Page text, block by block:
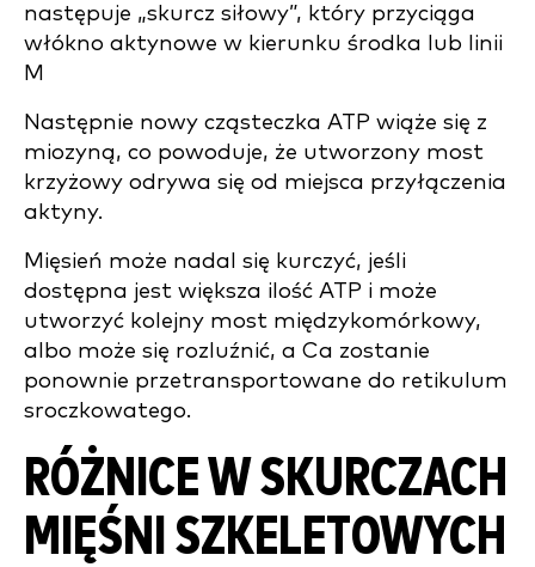
następuje „skurcz siłowy”, który przyciąga
włókno aktynowe w kierunku środka lub linii
M
Następnie nowy cząsteczka ATP wiąże się z
miozyną, co powoduje, że utworzony most
krzyżowy odrywa się od miejsca przyłączenia
aktyny.
Mięsień może nadal się kurczyć, jeśli
dostępna jest większa ilość ATP i może
utworzyć kolejny most międzykomórkowy,
albo może się rozluźnić, a Ca zostanie
ponownie przetransportowane do retikulum
sroczkowatego.
RÓŻNICE W SKURCZACH
MIĘŚNI SZKELETOWYCH